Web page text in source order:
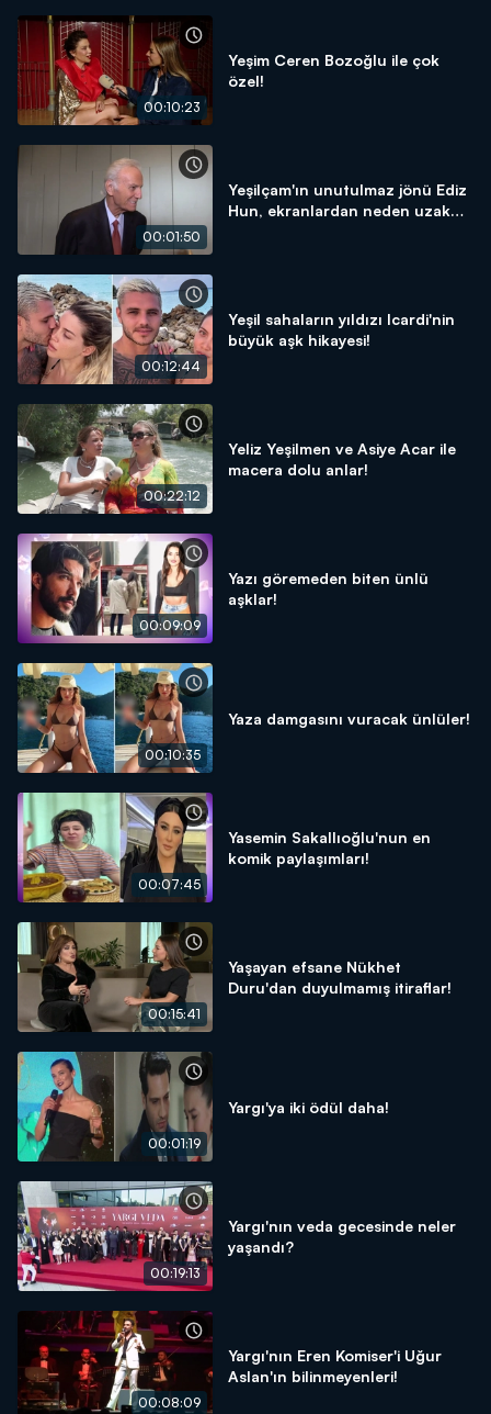
00:10:23
Yeşim Ceren Bozoğlu ile çok
özel!
00:01:50
Yeşilçam'ın unutulmaz jönü Ediz
Hun, ekranlardan neden uzak
00:12:44
Yeşil sahaların yıldızı Icardi'nin
büyük aşk hikayesi!
00:22:12
Yeliz Yeşilmen ve Asiye Acar ile
macera dolu anlar!
00:09:09
Yazı göremeden biten ünlü
aşklar!
00:10:35
Yaza damgasını vuracak ünlüler!
00:07:45
Yasemin Sakallıoğlu'nun en
komik paylaşımları!
00:15:41
Yaşayan efsane Nükhet
Duru'dan duyulmamış itiraflar!
00:01:19
Yargı'ya iki ödül daha!
00:19:13
Yargı'nın veda gecesinde neler
yaşandı?
00:08:09
Yargı'nın Eren Komiser'i Uğur
Aslan'ın bilinmeyenleri!